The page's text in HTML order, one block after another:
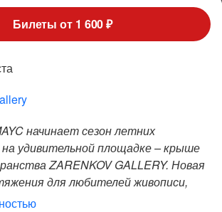
Билеты от 1 600 ₽
начинает сезон летних
удивительной площадке – крыше
ZARENKOV GALLERY. Новая
для любителей живописи,
музыки и других видов искусств